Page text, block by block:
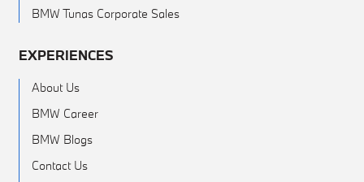
BMW Tunas Corporate Sales
EXPERIENCES
About Us
BMW Career
BMW Blogs
Contact Us